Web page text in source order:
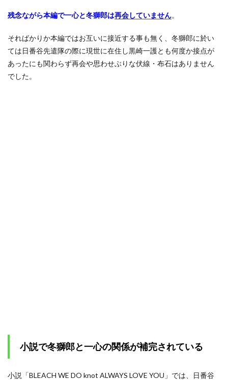
黒崎一
解は登
いない
3
黒崎
残念ながら本編で一心と冬獅郎は再会していません。
そればかりか本編ではお互いに接近する事も無く、冬獅郎に於い
ては日番谷先遣隊の際に現世に在住し黒崎一護とも何度か接点が
あったにも関わらず再会や思わせぶりな伏線・布石はありません
でした。
小説で冬獅郎と一心の関係が補完されている
小説「BLEACH WE DO knot ALWAYS LOVE YOU」では、日番谷